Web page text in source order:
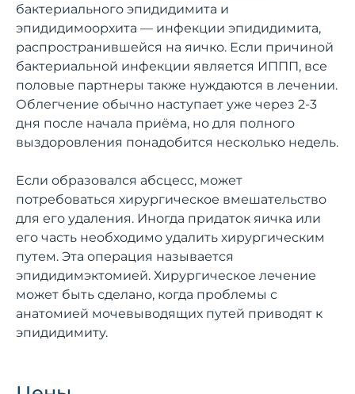
бактериального эпидидимита и
эпидидимоорхита — инфекции эпидидимита,
распространившейся на яичко. Если причиной
бактериальной инфекции является ИППП, все
половые партнеры также нуждаются в лечении.
Облегчение обычно наступает уже через 2-3
дня после начала приёма, но для полного
выздоровления понадобится несколько недель.
Если образовался абсцесс, может
потребоваться хирургическое вмешательство
для его удаления. Иногда придаток яичка или
его часть необходимо удалить хирургическим
путем. Эта операция называется
эпидидимэктомией. Хирургическое лечение
может быть сделано, когда проблемы с
анатомией мочевыводящих путей приводят к
эпидидимиту.